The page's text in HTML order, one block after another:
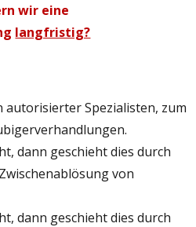
wir eine
langfristig?
autorisierter Spezialisten, zum
dann geschieht dies durch
von
dann geschieht dies durch